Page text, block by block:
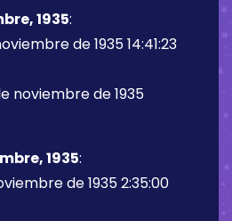
1935:
de 1935 14:41:23
noviembre de 1935
1935:
de 1935 2:35:00